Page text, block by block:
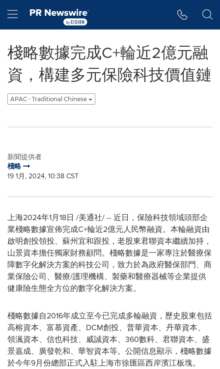
Hamburger menu
棧略數據完成C+輪近2億元融
資，構建多元保險科技價值鏈
APAC - Traditional Chinese
新聞提供者
棧略
19 1月, 2024, 10:38 CST
上海2024年1月18日 /美通社/ -- 近日，保險科技領域頭部企
業棧略數據宣佈完成C+輪近2億元人民幣融資。本輪融資由
啟明創投領投、蘇州宜和跟投，老股東君聯資本繼續加持，
山景資本擔任獨家財務顧問。棧略數據是一家專注於醫療保
障數字化解決方案的科技公司，致力於為政府醫保部門、商
業保險公司、醫療/護理機構、製藥和醫療器械等企業提供
健康險生態全方位的數字化解決方案。
棧略數據自2016年成立至今已完成多輪融資，歷史股東包括
高榕資本、富慕資產、DCM創投、普華資本、丹華資本、
領渢資本、信也科技、威誠資本、360數科、君聯資本、盛
景嘉成、廣發乾和、華智資本等。公開信息顯示，棧略數據
於今年9月份總部正式入駐上海市徐匯區西岸濱江板塊。